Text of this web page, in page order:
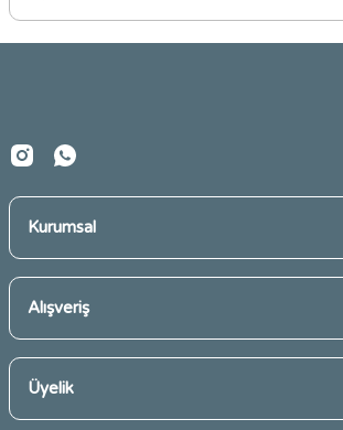
Ürün bilgilerinde hatalar bulunuyor.
Kurumsal
Alışveriş
Üyelik